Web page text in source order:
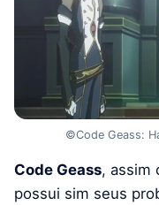
©Code Geass:
Code Geass, assim
possui sim seus